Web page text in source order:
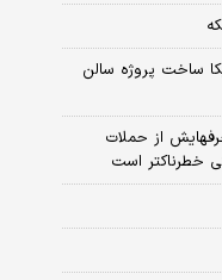
ساخت پروژه سالن
از حملات
خطرناکتر است